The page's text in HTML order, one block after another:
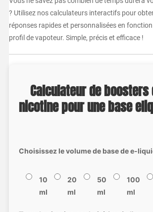
? Utilisez nos calculateurs interactifs pour
réponses rapides et personnalisées en
profil de vapoteur. Simple, précis et efficace !
Calculateur de boosters
nicotine pour une base
Choisissez le volume de base de e-
10
ml
20
ml
50
ml
100
ml